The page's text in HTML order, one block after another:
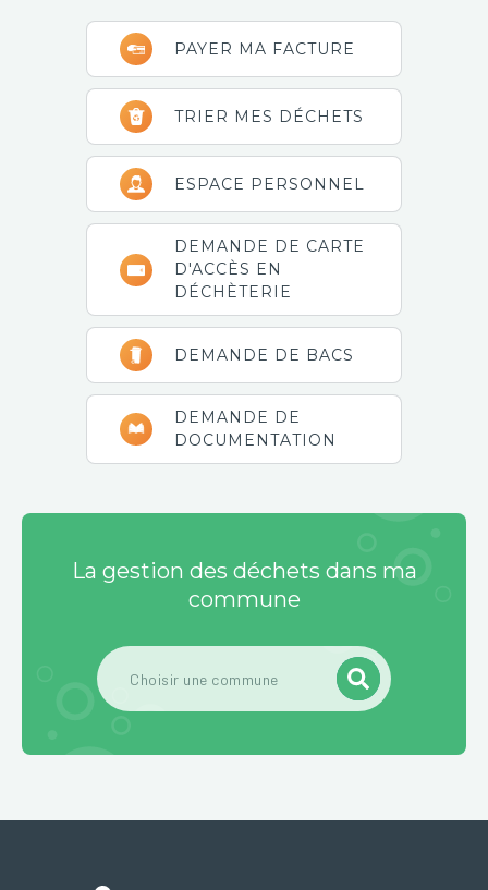
Barre
latérale
principale
PAYER MA FACTURE
TRIER MES DÉCHETS
ESPACE PERSONNEL
DEMANDE DE CARTE
D'ACCÈS EN
DÉCHÈTERIE
DEMANDE DE BACS
DEMANDE DE
DOCUMENTATION
La gestion des déchets dans ma
commune